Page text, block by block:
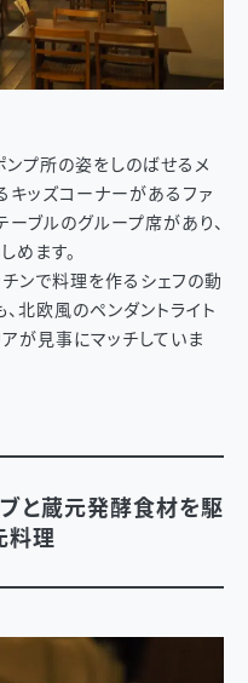
プ所の姿をしのばせるメ
キッズコーナーがあるファ
ブルのグループ席があり、
めます。
チンで料理を作るシェフの動
北欧風のペンダントライト
が見事にマッチしていま
と蔵元発酵食材を駆
料理